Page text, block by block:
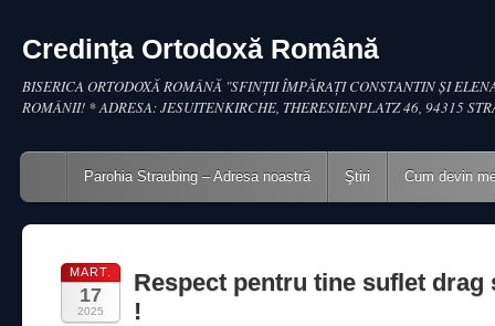
Credinţa Ortodoxă Română
BISERICA ORTODOXĂ ROMÂNĂ "SFINŢII ÎMPĂRAŢI CONSTANTIN ŞI
ROMÂNII! * ADRESA: JESUITENKIRCHE, THERESIENPLATZ 46, 94315
Main menu
Skip to content
Parohia Straubing – Adresa noastră Ştiri Cum devin
MART.
17
2025
Respect pentru tine suflet drag
!